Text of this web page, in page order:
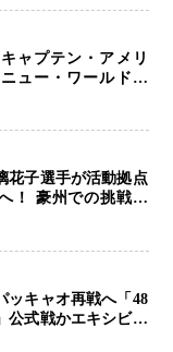
ャプテン・アメリ
ュー・ワールド』
ウ役のシラ・ハー
花子選手が活動拠点
！ 豪州での挑戦を
ゼルス五輪へ再始動
ッキャオ再戦へ「48
公式戦かエキシビシ